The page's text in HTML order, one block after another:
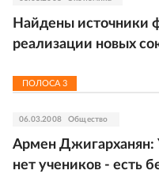
Найдены источники
реализации новых
ПОЛОСА 3
06.03.2008 Общество
Армен Джигарханян:
нет учеников - есть